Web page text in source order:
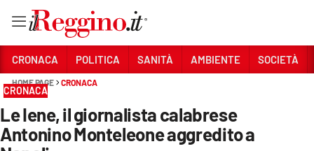
Sezioni
CRONACA
POLITICA
CRONACA POLITICA SANITÀ AMBIENTE SOCIETÀ
HOME PAGE CRONACA
CRONACA
Le Iene, il giornalista calabrese
Antonino Monteleone aggredito a